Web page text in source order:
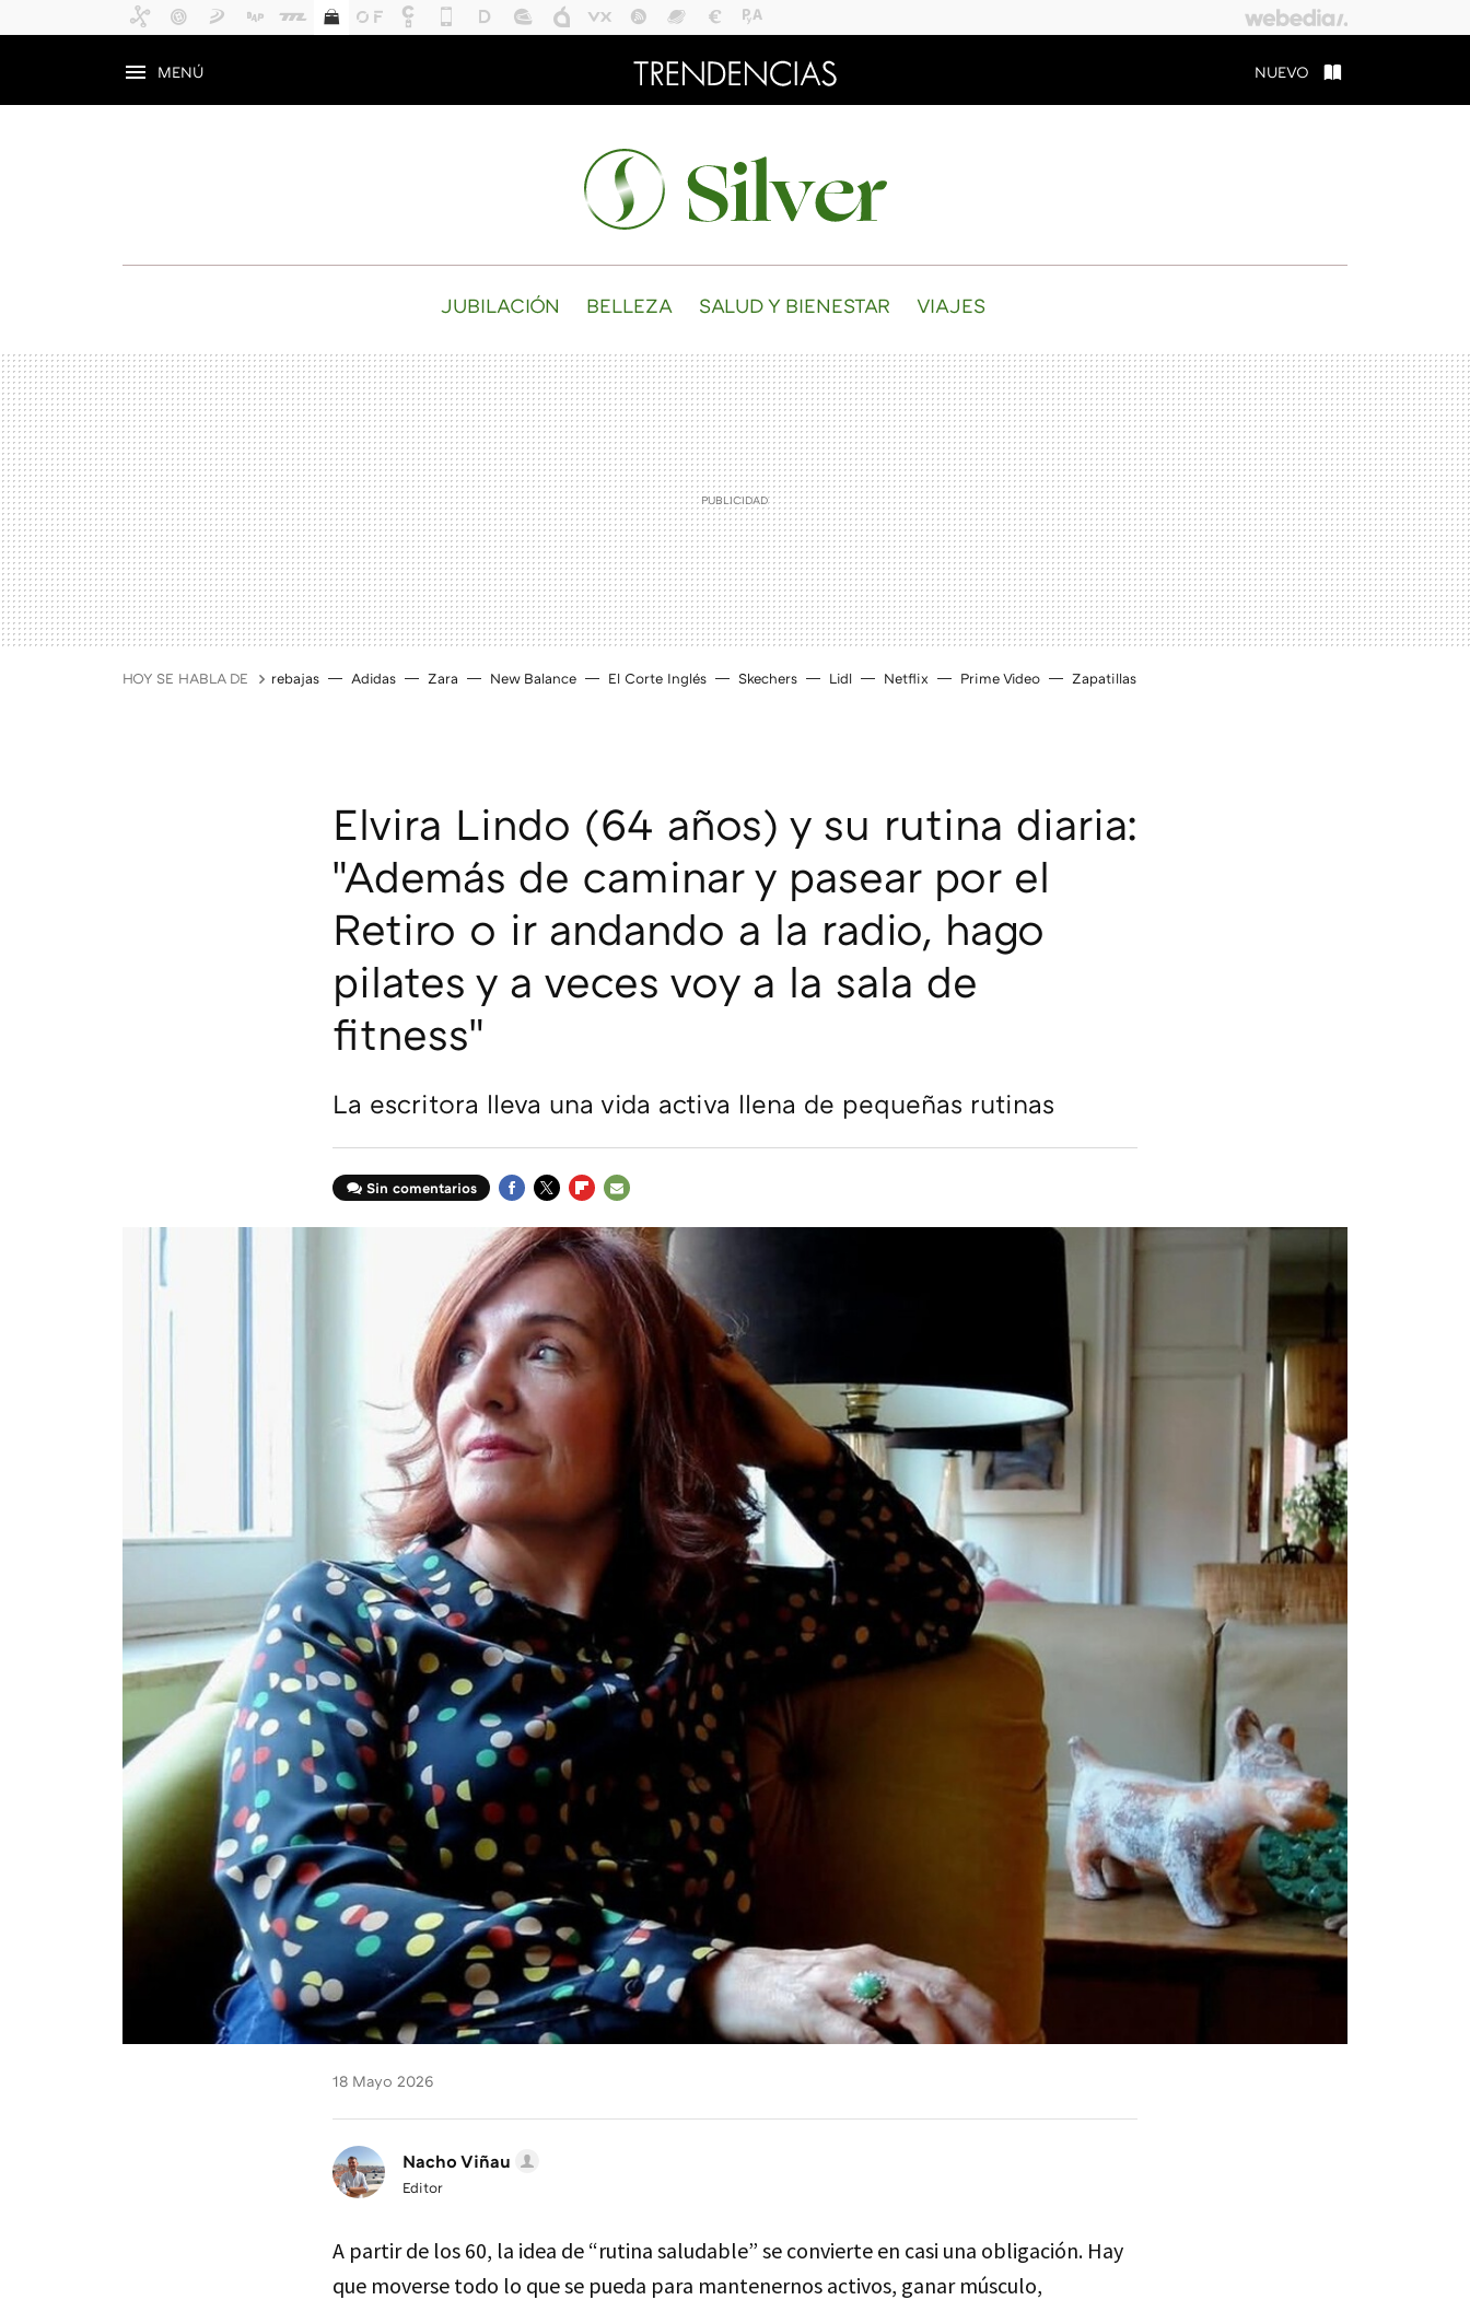
MENÚ NUEVO
JUBILACIÓN BELLEZA SALUD Y BIENESTAR VIAJES
HOY SE HABLA DE rebajas Adidas Zara New Balance El Corte Inglés Skechers Lidl Netflix Prime Video Zapatillas
Elvira Lindo (64 años) y su rutina diaria:
"Además de caminar y pasear por el
Retiro o ir andando a la radio, hago
pilates y a veces voy a la sala de
fitness"
La escritora lleva una vida activa llena de pequeñas rutinas
Sin comentarios
MAIL
18 Mayo 2026
Nacho Viñau
Editor
A partir de los 60, la idea de “rutina saludable” se convierte en casi una obligación. Hay
que moverse todo lo que se pueda para mantenernos activos, ganar músculo,